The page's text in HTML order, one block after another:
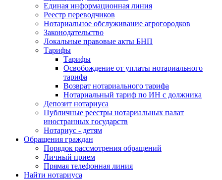
Единая информационная линия
Реестр переводчиков
Нотариальное обслуживание агрогородков
Законодательство
Локальные правовые акты БНП
Тарифы
Тарифы
Освобождение от уплаты нотариального
тарифа
Возврат нотариального тарифа
Нотариальный тариф по ИН с должника
Депозит нотариуса
Публичные реестры нотариальных палат
иностранных государств
Нотариус - детям
Обращения граждан
Порядок рассмотрения обращений
Личный прием
Прямая телефонная линия
Найти нотариуса